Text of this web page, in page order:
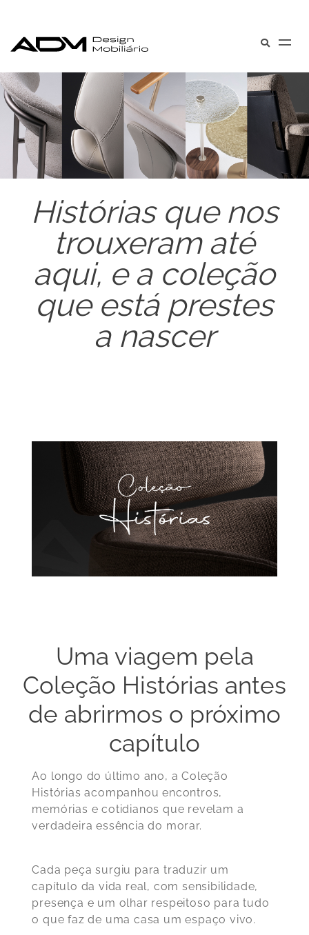
Histórias que nos
trouxeram até
aqui, e a coleção
que está prestes
a nascer
Uma viagem pela
Coleção Histórias antes
de abrirmos o próximo
capítulo
Ao longo do último ano, a Coleção
Histórias acompanhou encontros,
memórias e cotidianos que revelam a
verdadeira essência do morar.
Cada peça surgiu para traduzir um
capítulo da vida real, com sensibilidade,
presença e um olhar respeitoso para tudo
o que faz de uma casa um espaço vivo.